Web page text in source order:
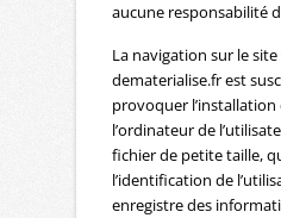
aucune responsabilité
La navigation sur le
dematerialise.fr est
provoquer l’installation
l’ordinateur de
fichier de petite taille,
l’identification de
enregistre des